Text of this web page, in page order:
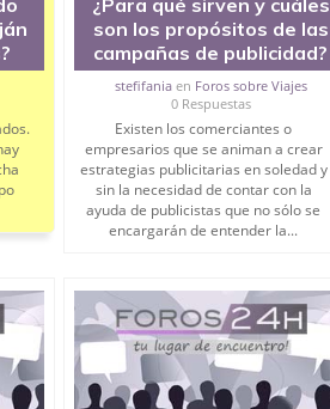
¿Para qué sirven y cuáles
son los propósitos de las
campañas de publicidad?
stefifaniaen Foros sobre Viajes
0 Respuestas
Existen los comerciantes o
empresarios que se animan a crear
estrategias publicitarias en soledad y
sin la necesidad de contar con la
ayuda de publicistas que no sólo se
encargarán de entender la...